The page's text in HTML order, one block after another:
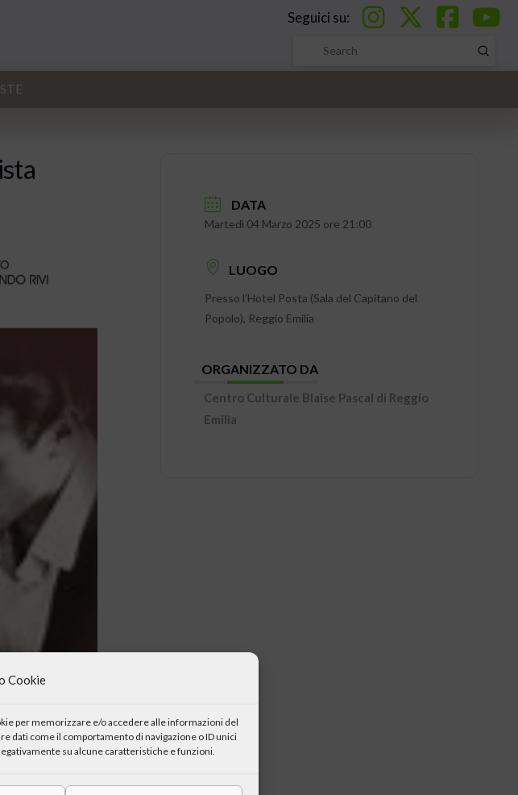
Cookie
per memorizzare e/o accedere alle informazioni del
dati come il comportamento di navigazione o ID unici
su alcune caratteristiche e funzioni.
Seguici su:
Search
Submit
DATA
Martedì 04 Marzo 2025 ore 21:00
LUOGO
Presso l’Hotel Posta (Sala del Capitano del
Popolo), Reggio Emilia
ORGANIZZATO DA
Centro Culturale Blaise Pascal di Reggio
Emilia